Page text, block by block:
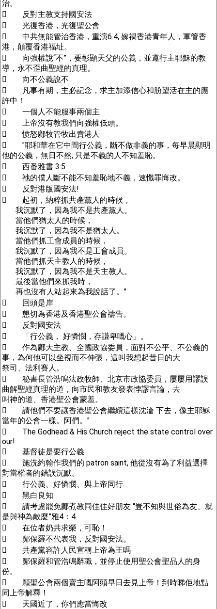
治。
 反對主教支持國安法
 光復香港，光復聖公會
 中共無能管治香港，重演6.4, 嫁禍香港青年人，軍管香
港，顛覆香港福址。
 向強權說“不”，要彰顯天父的公義，並遵行主耶穌的教
導，永不歪曲聖經的真理。
 向不公義說不
 凡事有期，主必記念，求主加添信心和朌望活在主的應
許中！
 一個人不能服事兩個主
 上帝沒有教我們向強權低頭。
 愤怒鄺牧管牧出賣港人
 "耶和華在它中間行公義，斷不做非義的事，每早晨顯明
他的公義，無日不然; 只是不義的人不知羞恥。
 西番雅書 3:5
 祂的僕人斷不能不知羞恥地不義，速懺罪悔改。
 反對港版國安法!
 起初，納粹抓共產黨人的時候，
我沉默了，因為我不是共產黨人。
當他們猶太人的時候，
我沉默了，因為我不是猶太人。
當他們抓工會成員的時候，
我沉默了，因為我不是工會成員。
當他們抓天主教人的時候，
我沉默了，因為我不是天主教人。
最後當他們來抓我時，
再也沒有人站起來為我說話了。"
 回頭是岸
 懇切為香港及香港聖公會禱告。
 反對國安法
 「行公義， 好憐憫，存謙卑嘅心」。
 作為鄺大主教、全國政協委員，面對不公平、不公義的
事，為何他可以坐視而不伸張，這叫我想起昔日的大
祭司、法利賽人。
 秘書長管浩鳴法政牧師、北京市政協委員，屢屢用謬誤
曲解聖經真理的道，向市民和教友發表悖謬言論，去
叫神的道、香港聖公會蒙羞。
 請他們不要讓香港聖公會繼續這樣沈淪 下去，像主耶穌
當年的公會一樣。阿們。"
 The Godhead & His Church reject the state control over
our!
 基督徒是要行公義
 施洗約翰作我們的 patron saint, 他從沒有為了利益選擇
對當權者的錯誤沉默。
 行公義、好憐憫、與上帝同行
 黑白良知
 請考慮罷免鄺煮教同佳佳好朋友 “豈不知與世俗為友、就
是與神為敵麼”雅4：4
 在位者奶共求榮，可恥！
 鄺保羅不代表我，反對國安法。
 共產黨容許人民宣稱上帝為王嗎
 鄺保羅和管浩鳴辭職，並停止使用聖公會聖品人的身
份。
 願聖公會兩個賣主嘅阿頭早日去見上帝！到時睇佢地點
同上帝解釋！
 天國近了，你們應當悔改